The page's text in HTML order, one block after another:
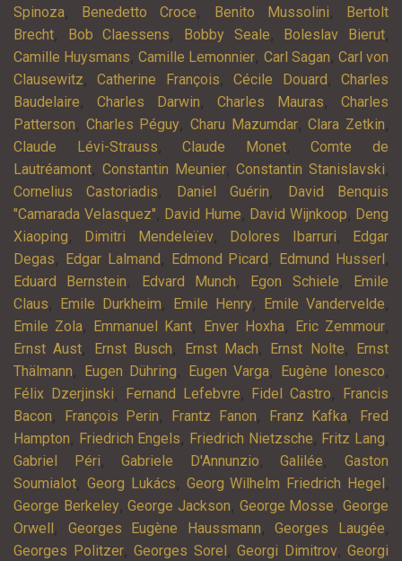
Spinoza, Benedetto Croce, Benito Mussolini,
Bertolt
Brecht, Bob Claessens, Bobby Seale, Boleslav Bierut,
Camille Huysmans,Camille Lemonnier, Carl Sagan, Carl von
Clausewitz,Catherine François,Cécile Douard ,Charles
Baudelaire, Charles Darwin, Charles Mauras, Charles
Patterson, Charles Péguy,Charu Mazumdar,Clara Zetkin,
Claude Lévi-Strauss,Claude Monet,Comte de
Lautréamont, Constantin Meunier,Constantin Stanislavski,
Cornelius Castoriadis, Daniel Guérin,
David Benquis
"Camarada Velasquez", David Hume, David Wijnkoop, Deng
Xiaoping, Dimitri Mendeleïev, Dolores Ibarruri,
Edgar
Degas, Edgar Lalmand , Edmond Picard , Edmund Husserl ,
Eduard Bernstein, Edvard Munch, Egon Schiele,
Emile
Claus, Emile Durkheim, Emile Henry, Emile Vandervelde,
Emile Zola, Emmanuel Kant, Enver Hoxha, Eric Zemmour,
Ernst Aust, Ernst Busch, Ernst Mach, Ernst Nolte,
Ernst
Thälmann, Eugen Dühring, Eugen Varga, Eugène Ionesco,
Félix Dzerjinski, Fernand Lefebvre, Fidel Castro,
Francis
Bacon, François Perin, Frantz Fanon, Franz Kafka,
Fred
Hampton, Friedrich Engels, Friedrich Nietzsche, Fritz Lang,
Gabriel Péri,Gabriele D'Annunzio,Galilée,Gaston
Soumialot, Georg Lukács, Georg Wilhelm Friedrich Hegel ,
George Berkeley,George Jackson, George Mosse,George
Orwell , Georges Eugène Haussmann,Georges Laugée,
Georges Politzer, Georges Sorel , Georgi Dimitrov, Georgi